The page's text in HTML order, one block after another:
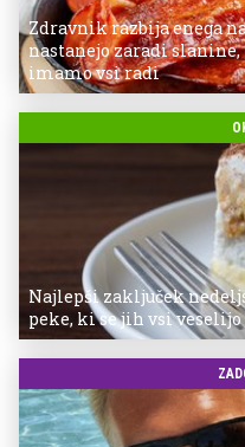
Zdravnik razbija enega
nastanejo zaradi
imamo vsi radi
Najlepši zaključek
peke, ki se jih vsi veselijo